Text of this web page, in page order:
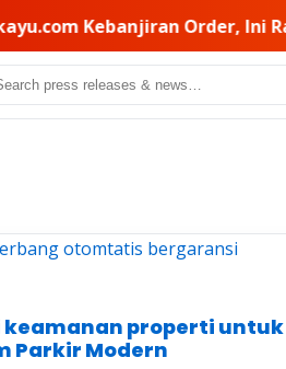
Ini Rahasia Pemilihan
keamanan properti untuk
Parkir Modern